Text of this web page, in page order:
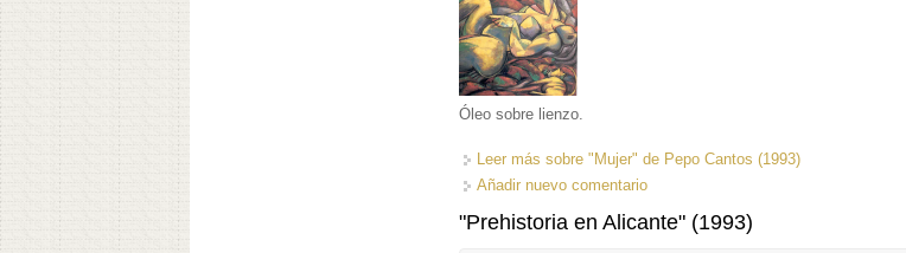
Óleo sobre lienzo.
Leer más sobre "Mujer" de Pepo Cantos (1993)
Añadir nuevo comentario
"Prehistoria en Alicante" (1993)